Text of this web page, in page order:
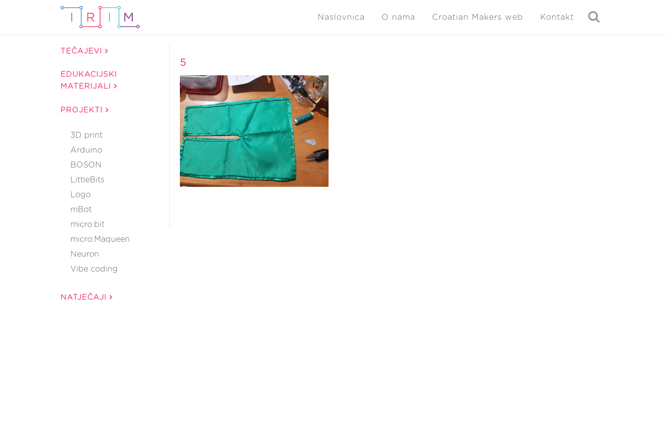
Naslovnica O nama Croatian Makers web Kontakt
TEČAJEVI
EDUKACIJSKI
MATERIJALI
PROJEKTI
3D print
Arduino
BOSON
LittleBits
Logo
mBot
micro:bit
micro:Maqueen
Neuron
Vibe coding
NATJEČAJI
5